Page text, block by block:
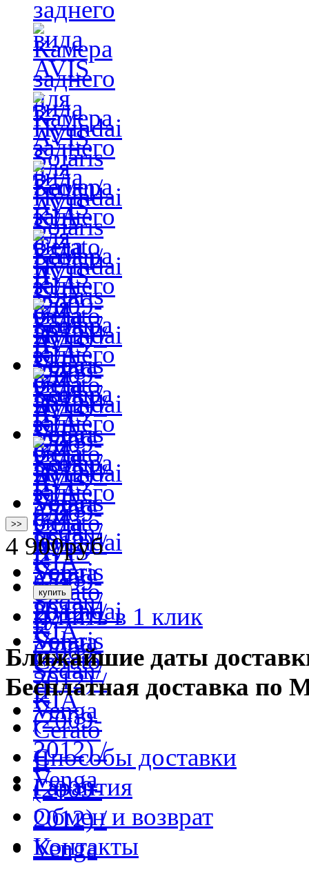
>>
4 900руб
купить в 1 клик
Ближайшие даты
Бесплатная доставка по
Способы доставки
Гарантия
Обмен и возврат
Контакты